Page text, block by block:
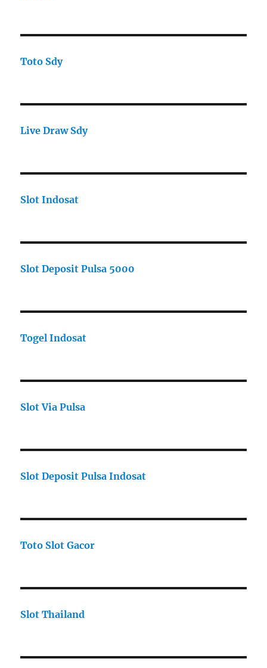
Toto Sdy
Live Draw Sdy
Slot Indosat
Slot Deposit Pulsa 5000
Togel Indosat
Slot Via Pulsa
Slot Deposit Pulsa Indosat
Toto Slot Gacor
Slot Thailand